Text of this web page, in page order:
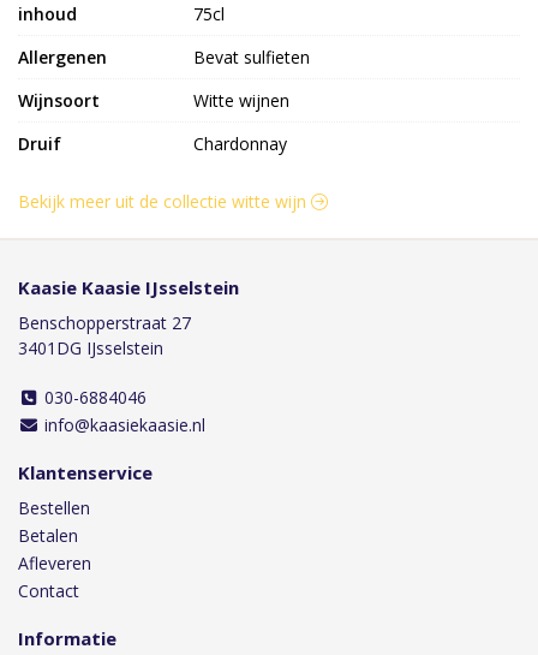
inhoud
75cl
Allergenen
Bevat sulfieten
Wijnsoort
Witte wijnen
Druif
Chardonnay
Bekijk meer uit de collectie witte wijn
Kaasie Kaasie IJsselstein
Benschopperstraat 27
3401DG IJsselstein
030-6884046
info@kaasiekaasie.nl
Klantenservice
Bestellen
Betalen
Afleveren
Contact
Informatie